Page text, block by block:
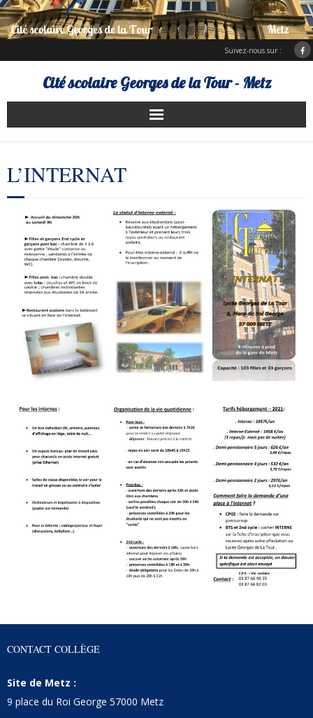
Suivez-nous sur :
Cité scolaire Georges de la Tour - Metz
Présentation
Services d’hébergement
Charte Erasmus +
ENT Bureau numérique
L’INTERNAT
CONTACT COLLÈGE
Site de Metz :
9 place du Roi George 57000 Metz